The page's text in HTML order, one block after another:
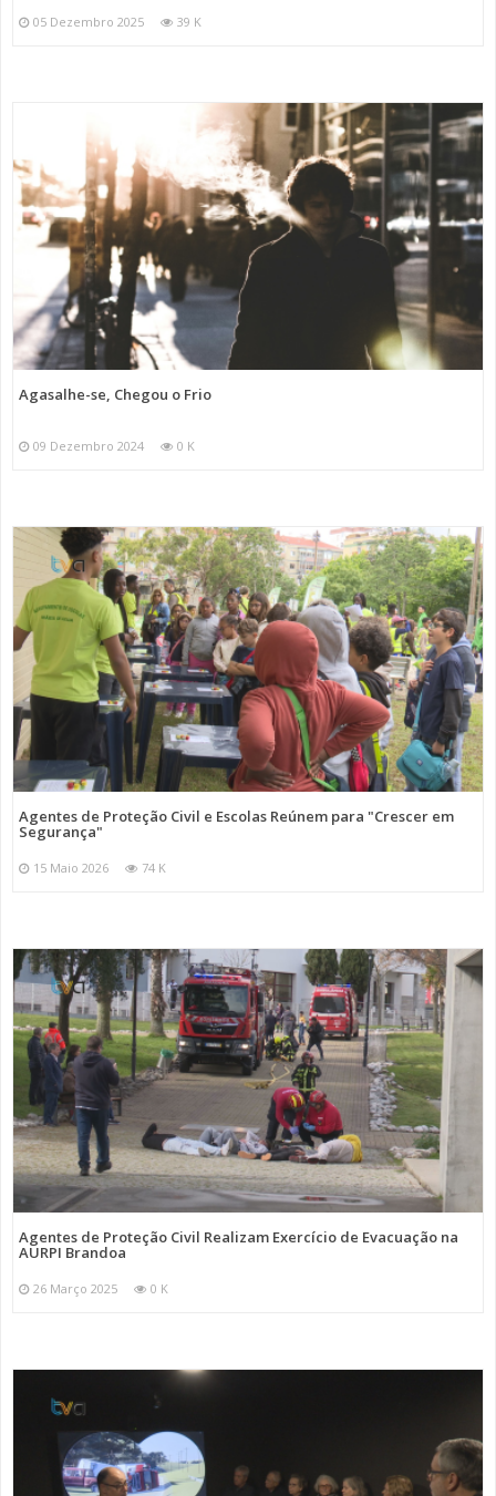
05 Dezembro 2025 39 K
Agasalhe-se, Chegou o Frio
09 Dezembro 2024 0 K
Agentes de Proteção Civil e Escolas Reúnem para "Crescer em
Segurança"
15 Maio 2026 74 K
Agentes de Proteção Civil Realizam Exercício de Evacuação na
AURPI Brandoa
26 Março 2025 0 K